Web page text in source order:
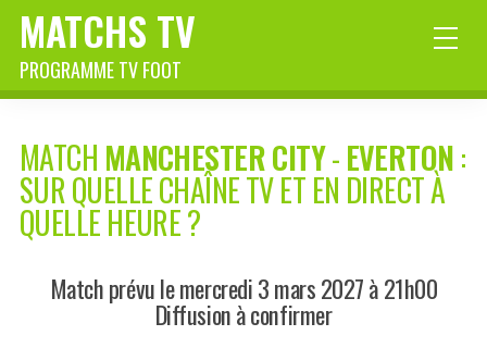
MATCHS TV
PROGRAMME TV FOOT
MATCH MANCHESTER CITY-EVERTON:
SUR QUELLE CHAÎNE TV ET EN DIRECT À
QUELLE HEURE ?
Match prévu le mercredi 3 mars 2027 à 21h00
Diffusion à confirmer